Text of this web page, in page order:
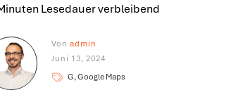
Lesedauer verbleibend
Von admin
Juni 13, 2024
G, Google Maps